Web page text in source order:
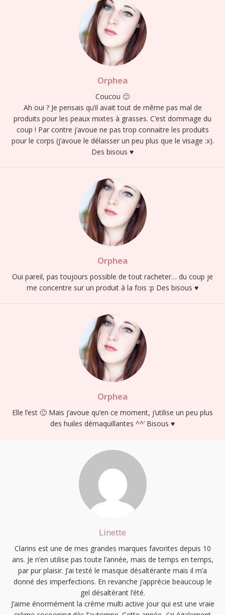
Orphea
Coucou 🙂
Ah oui ? Je pensais qu’il avait tout de même pas mal de
produits pour les peaux mixtes à grasses. C’est dommage du
coup ! Par contre j’avoue ne pas trop connaitre les produits
pour le corps (j’avoue le délaisser un peu plus que le visage :x).
Des bisous ♥
Orphea
Oui pareil, pas toujours possible de tout racheter… du coup je
me concentre sur un produit à la fois :p Des bisous ♥
Orphea
Elle l’est 🙂 Mais j’avoue qu’en ce moment, j’utilise un peu plus
des huiles démaquillantes ^^’ Bisous ♥
Linette
Clarins est une de mes grandes marques favorites depuis 10
ans. Je n’en utilise pas toute l’année, mais de temps en temps,
par pur plaisir. J’ai testé le masque désaltérante mais il m’a
donné des imperfections. En revanche j’apprécie beaucoup le
gel désaltérant l’été.
J’aime énormément la crème multi active jour qui est une vraie